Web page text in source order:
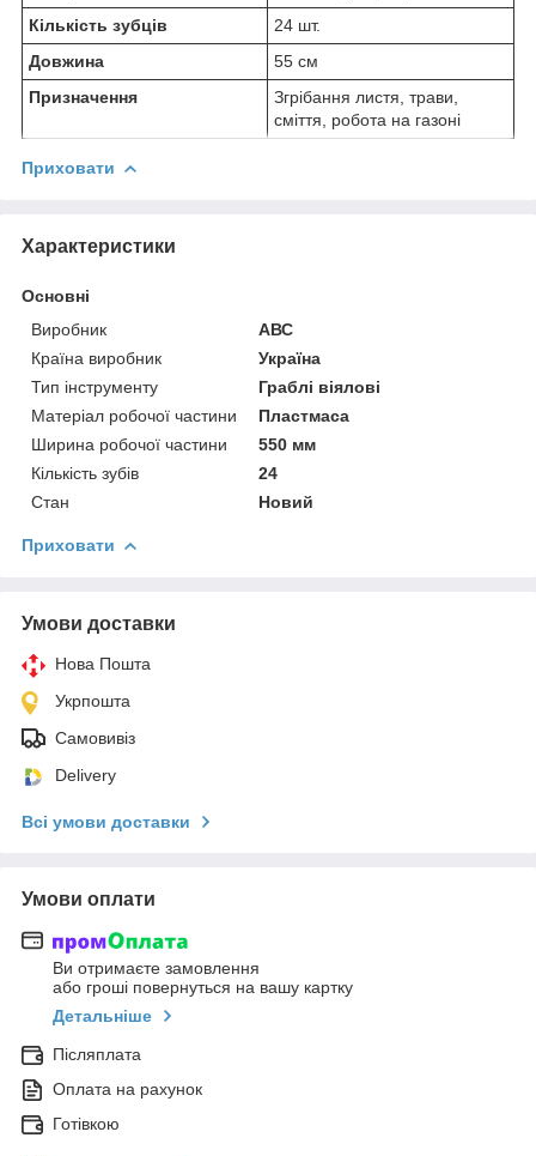
Кількість зубців
24 шт.
Довжина
55 см
Призначення
Згрібання листя, трави,
сміття, робота на газоні
Приховати
Характеристики
Основні
Виробник
АВС
Країна виробник
Україна
Тип інструменту
Граблі віялові
Матеріал робочої частини
Пластмаса
Ширина робочої частини
550 мм
Кількість зубів
24
Стан
Новий
Приховати
Умови доставки
Нова Пошта
Укрпошта
Самовивіз
Delivery
Всі умови доставки
Умови оплати
Ви отримаєте замовлення
або гроші повернуться на вашу картку
Детальніше
Післяплата
Оплата на рахунок
Готівкою